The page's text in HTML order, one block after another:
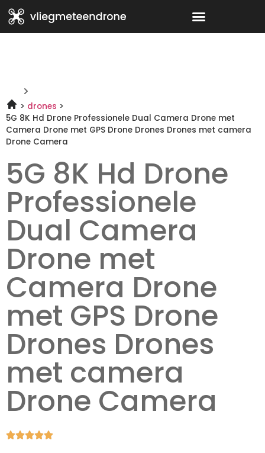
drones
5G 8K Hd Drone Professionele Dual Camera Drone met
Camera Drone met GPS Drone Drones Drones met camera
Drone Camera
5G 8K Hd Drone
Professionele
Dual Camera
Drone met
Camera Drone
met GPS Drone
Drones Drones
met camera
Drone Camera
